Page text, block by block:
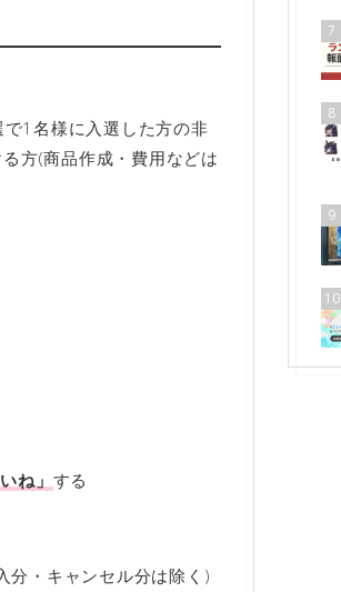
1名様に入選した方の非
方(商品作成・費用などは
ね」 する
分・キャンセル分は除く)
7
8
9
10